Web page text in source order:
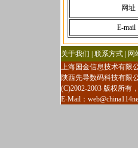
网址
E-mail
关于我们 | 联系方式 | 网
上海国金信息技术有限
陕西先导数码科技有限
(C)2002-2003 版权所有
E-Mail：